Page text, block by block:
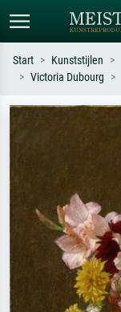
Start Kunststijlen
Victoria Dubourg